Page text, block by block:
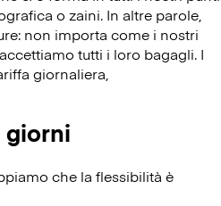
o zaini. In altre parole,
non importa come i nostri
tutti i loro bagagli. I
giornaliera,
giorni
che la flessibilità è